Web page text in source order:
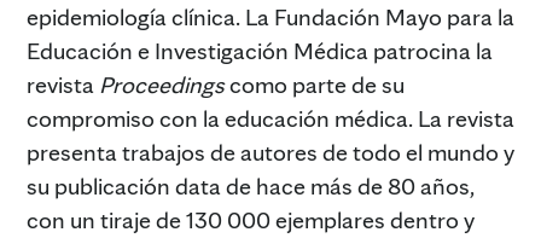
epidemiología clínica. La Fundación Mayo para la
Educación e Investigación Médica patrocina la
revista Proceedingscomo parte de su
compromiso con la educación médica. La revista
presenta trabajos de autores de todo el mundo y
su publicación data de hace más de 80 años,
con un tiraje de 130 000 ejemplares dentro y